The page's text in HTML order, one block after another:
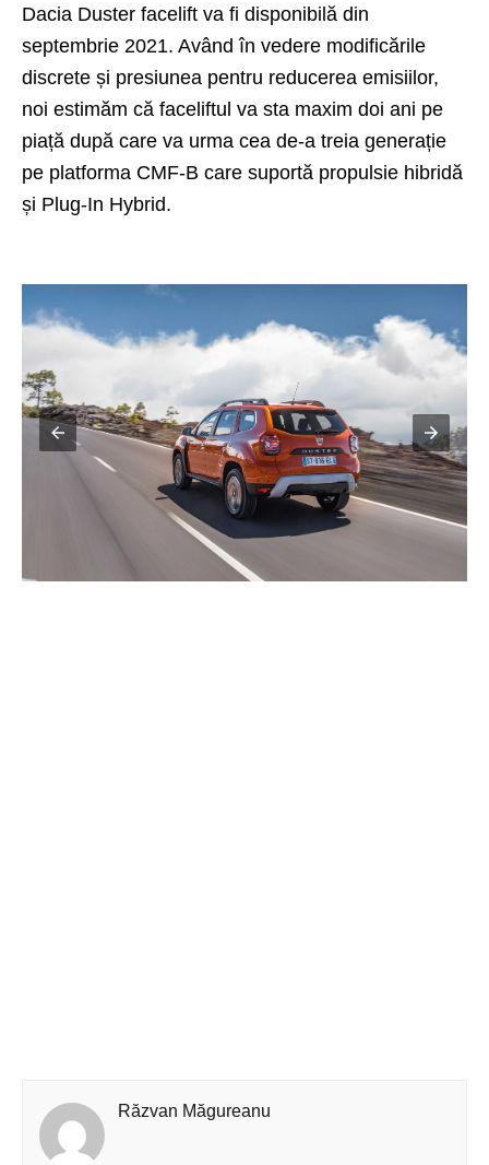
Dacia Duster facelift va fi disponibilă din
septembrie 2021. Având în vedere modificările
discrete și presiunea pentru reducerea emisiilor,
noi estimăm că faceliftul va sta maxim doi ani pe
piață după care va urma cea de-a treia generație
pe platforma CMF-B care suportă propulsie hibridă
și Plug-In Hybrid.
Răzvan Măgureanu